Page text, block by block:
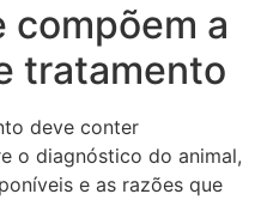
compõem a
tratamento
deve conter
o diagnóstico do animal,
e as razões que